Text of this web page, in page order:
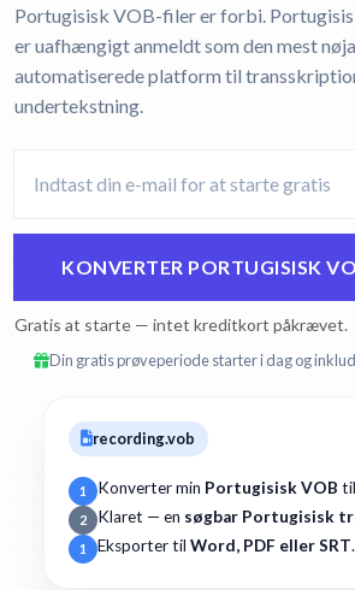
Portugisisk VOB-filer er forbi.
er uafhængigt anmeldt som den mest
automatiserede platform til
undertekstning.
KONVERTER PORTUGISISK
Gratis at starte — intet kreditkort påkrævet.
Din gratis prøveperiode starter i dag og
recording.vob
1 Konverter min Portugisisk VOB
2 Klaret — en søgbar Portugisisk
1 Eksporter til Word, PDF eller SRT.